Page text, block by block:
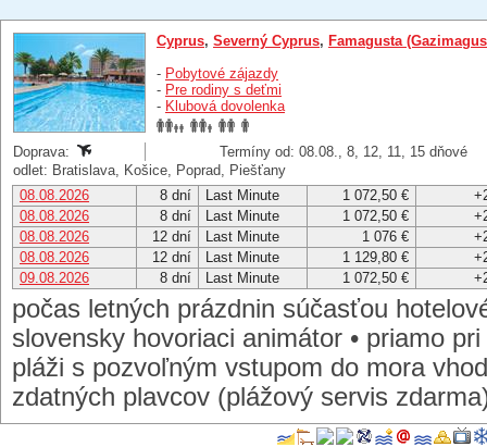
Cyprus, Severný Cyprus, Famagusta
- Pobytové zájazdy
- Pre rodiny s deťmi
- Klubová dovolenka
Doprava:
Termíny od: 08.08., 8, 12, 11, 15 dňové
odlet: Bratislava, Košice, Poprad, Piešťany
08.08.2026
8 dní Last Minute 1 072,50 €
08.08.2026
8 dní Last Minute 1 072,50 €
08.08.2026
12 dní Last Minute 1 076 €
08.08.2026
12 dní Last Minute 1 129,80 €
09.08.2026
8 dní Last Minute 1 072,50 €
počas letných prázdnin súčasťou
slovensky hovoriaci animátor • priamo
pláži s pozvoľným vstupom do mora
zdatných plavcov (plážový servis